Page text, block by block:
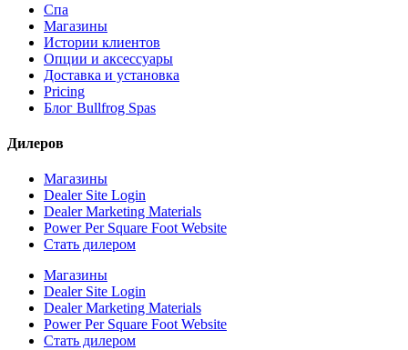
Спа
Магазины
Истории клиентов
Опции и аксессуары
Доставка и установка
Pricing
Блог Bullfrog Spas
Дилеров
Магазины
Dealer Site Login
Dealer Marketing Materials
Power Per Square Foot Website
Стать дилером
Магазины
Dealer Site Login
Dealer Marketing Materials
Power Per Square Foot Website
Стать дилером